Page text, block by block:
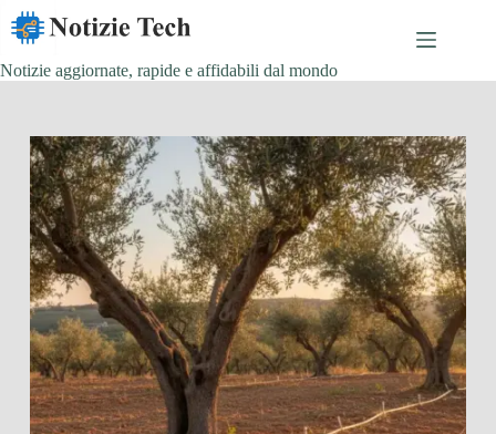
Salta
contenuto
Notizie aggiornate, rapide e affidabili dal mondo